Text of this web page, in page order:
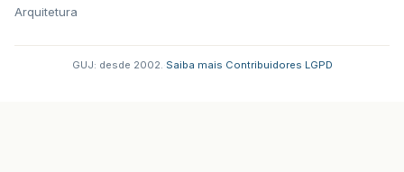
Arquitetura
GUJ: desde 2002. Saiba mais Contribuidores LGPD